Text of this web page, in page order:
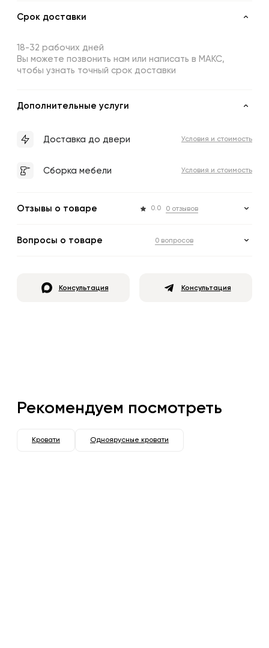
Срок доставки
18-32 рабочих дней
Вы можете позвонить нам или написать в МАКС,
чтобы узнать точный срок доставки
Дополнительные услуги
Доставка до двери Условия и стоимость
Сборка мебели Условия и стоимость
Отзывы о товаре 0.0 0 отзывов
Вопросы о товаре 0 вопросов
Консультация Консультация
Рекомендуем посмотреть
Кровати Одноярусные кровати